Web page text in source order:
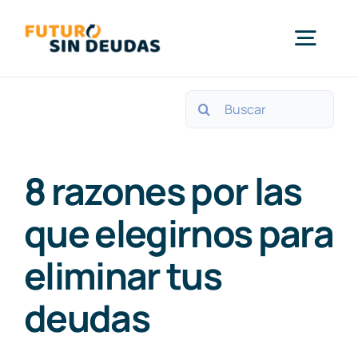
contenido
Quiénes Somos
Contacto
Blog
Buscar:
8 razones por las
que elegirnos para
eliminar tus
deudas